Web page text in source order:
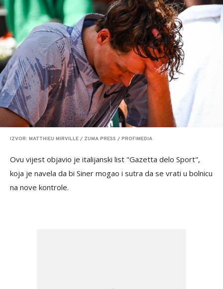
IZVOR: MATTHIEU MIRVILLE / ZUMA PRESS / PROFIMEDIA
Ovu vijest objavio je italijanski list "Gazetta delo Sport",
koja je navela da bi Siner mogao i sutra da se vrati u bolnicu
na nove kontrole.